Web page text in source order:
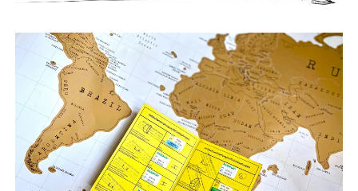
REISEVIDEOS
REISESPECIALS
♥ ÜBER DEN REISEBLOG Menü
öffnen
IMPRESSUM
DATENSCHUTZERKLÄRUNG
♥ ÜBER DIE AUTORIN Menü
öffnen
VITA